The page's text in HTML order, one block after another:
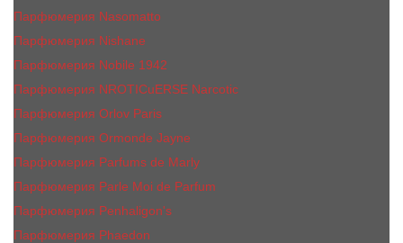
Парфюмерия Nasomatto
Парфюмерия Nishane
Парфюмерия Nobile 1942
Парфюмерия NROTICuERSE Narcotic
Парфюмерия Orlov Paris
Парфюмерия Ormonde Jayne
Парфюмерия Parfums de Marly
Парфюмерия Parle Moi de Parfum
Парфюмерия Penhaligon's
Парфюмерия Phaedon